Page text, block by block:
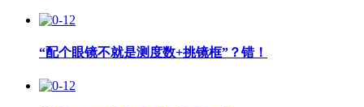
“配个眼镜不就是测度数+挑镜框”？错！